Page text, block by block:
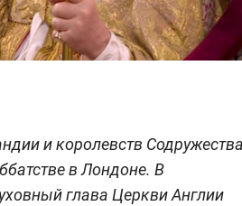
и королевств Содружества
в Лондоне. В
глава Церкви Англии